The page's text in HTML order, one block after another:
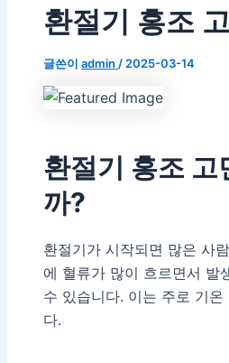
환절기 홍조
글쓴이 admin / 2025-03-14
환절기 홍조 고
까?
환절기가 시작되면 많은 사
에 혈류가 많이 흐르면서 발
수 있습니다. 이는 주로 기
다.